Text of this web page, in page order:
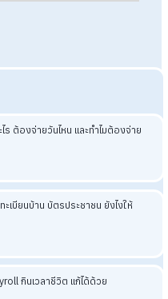
มน้ำพระพุทธมนต์
พรมน้ำมนต์ให้กับผู้ร่วมพิธี และ
เตรียมอะไรบ้าง?
รที่ต้องรู้
ยเสริมสิริมงคลและสร้าง
การวางแผนเตรียมงานล่วงหน้า
ถานที่ อุปกรณ์พิธี และอาหาร
รดำเนินไปอย่างราบรื่น